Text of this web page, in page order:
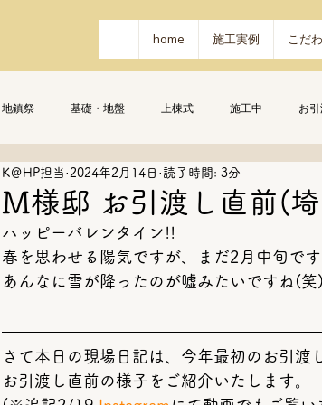
home 施工実例 こだ
地鎮祭 基礎・地盤 上棟式 施工中 お
M様邸 お引渡し直前(
K＠HP担当 2024年2月14日 読了時間: 3分
ハッピーバレンタイン!!
春を思わせる陽気ですが、まだ2月中旬で
あんなに雪が降ったのが嘘みたいですね(笑)
さて本日の現場日記は、今年最初のお引渡
お引渡し直前の様子をご紹介いたします。